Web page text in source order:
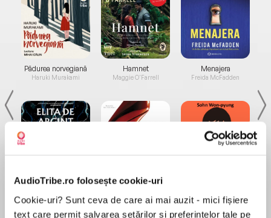
AudioTribe.ro folosește cookie-uri
Cookie-uri? Sunt ceva de care ai mai auzit - mici fișiere
text care permit salvarea setărilor și preferințelor tale pe
Pădurea norvegiană
Haruki Murakami
Elita de Argint (Elita
Hamnet
Maggie O'Farrell
Diavolul se îmbracă de
Menajera
Freida McFadden